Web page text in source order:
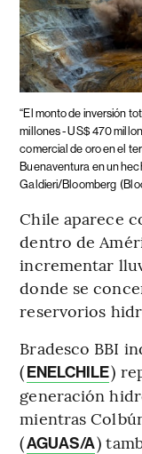
“El monto de inversión
millones - US$ 470
comercial de oro en el
Buenaventura en un
Galdieri/Bloomberg
Chile aparece
dentro de
incrementar
donde se
reservorios
Bradesco BBI
(ENELCHILE)
generación
mientras
(AGUAS/A)